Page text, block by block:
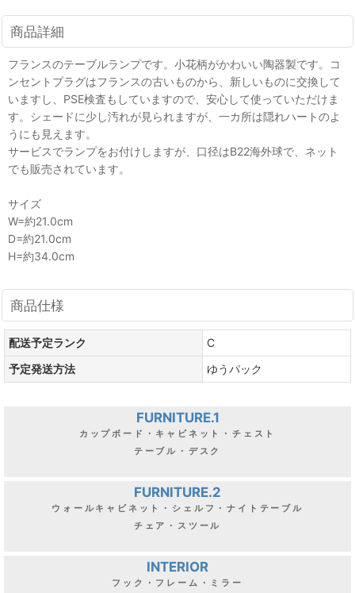
商品詳細
フランスのテーブルランプです。小花柄がかわいい陶器製です。コ
ンセントプラグはフランスの古いものから、新しいものに交換して
いますし、PSE検査もしていますので、安心して使っていただけま
す。シェードに少し汚れが見られますが、一カ所は隠れハートのよ
うにも見えます。
サービスでランプをお付けしますが、口径はB22海外球で、ネット
でも販売されています。
サイズ
W=約21.0cm
D=約21.0cm
H=約34.0cm
商品仕様
配送予定ランク
C
予定発送方法
ゆうパック
FURNITURE.1
カップボード・キャビネット・チェスト
テーブル・デスク
FURNITURE.2
ウォールキャビネット・シェルフ・ナイトテーブル
チェア・スツール
INTERIOR
フック・フレーム・ミラー